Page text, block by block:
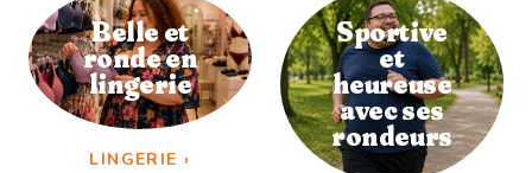
Belle et
ronde en
lingerie
LINGERIE ›
Sportive
et
heureuse
avec ses
rondeurs